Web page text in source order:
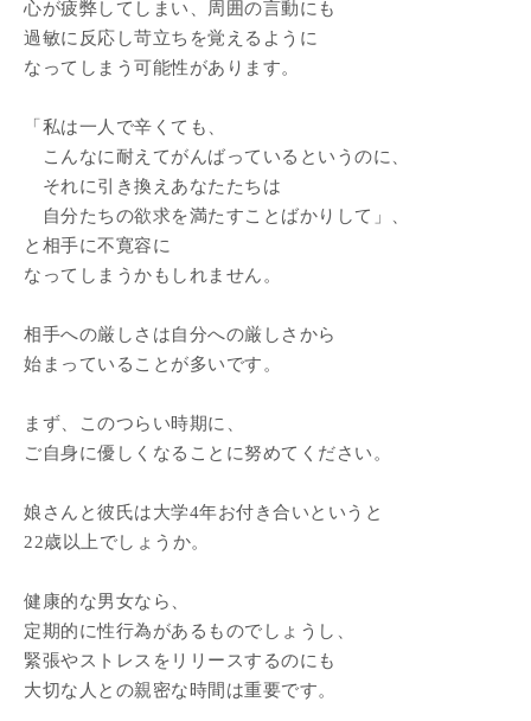
心が疲弊してしまい、周囲の言動にも
過敏に反応し苛立ちを覚えるように
なってしまう可能性があります。
「私は一人で辛くても、
こんなに耐えてがんばっているというのに、
それに引き換えあなたたちは
自分たちの欲求を満たすことばかりして」、
と相手に不寛容に
なってしまうかもしれません。
相手への厳しさは自分への厳しさから
始まっていることが多いです。
まず、このつらい時期に、
ご自身に優しくなることに努めてください。
娘さんと彼氏は大学4年お付き合いというと
22歳以上でしょうか。
健康的な男女なら、
定期的に性行為があるものでしょうし、
緊張やストレスをリリースするのにも
大切な人との親密な時間は重要です。